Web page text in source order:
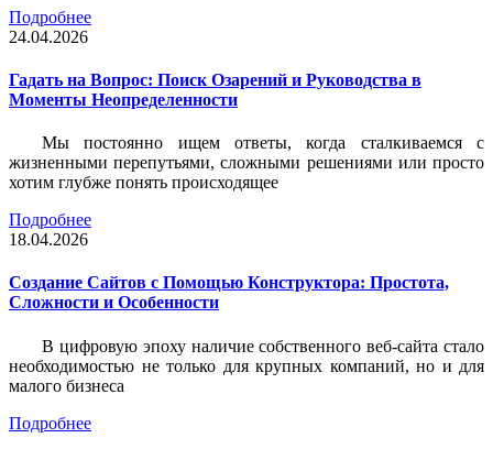
Подробнее
24.04.2026
Гадать на Вопрос: Поиск Озарений и Руководства в
Моменты Неопределенности
Мы постоянно ищем ответы, когда сталкиваемся с
жизненными перепутьями, сложными решениями или просто
хотим глубже понять происходящее
Подробнее
18.04.2026
Создание Сайтов с Помощью Конструктора: Простота,
Сложности и Особенности
В цифровую эпоху наличие собственного веб-сайта стало
необходимостью не только для крупных компаний, но и для
малого бизнеса
Подробнее